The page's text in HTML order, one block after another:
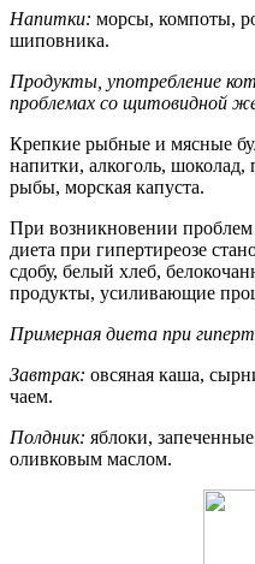
Напитки: морсы, компоты,
шиповника.
Продукты, употребление
проблемах со щитовидной
Крепкие рыбные и мясные
напитки, алкоголь,
рыбы, морская капуста.
При возникновении
диета при гипертиреозе
сдобу, белый хлеб,
продукты, усиливающие
Примерная диета при
Завтрак: овсяная каша,
чаем.
Полдник: яблоки,
оливковым маслом.